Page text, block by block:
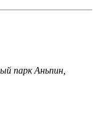
парк Аньпин,